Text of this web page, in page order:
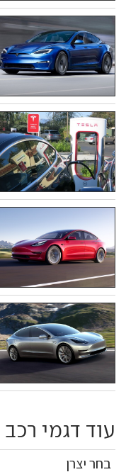
עוד דגמי רכב